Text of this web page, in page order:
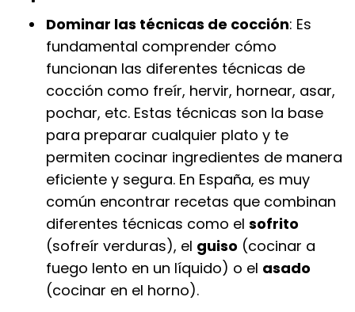
Dominar las técnicas de cocción: Es
fundamental comprender cómo
funcionan las diferentes técnicas de
cocción como freír, hervir, hornear, asar,
pochar, etc. Estas técnicas son la base
para preparar cualquier plato y te
permiten cocinar ingredientes de manera
eficiente y segura. En España, es muy
común encontrar recetas que combinan
diferentes técnicas como el sofrito
(sofreír verduras), el guiso (cocinar a
fuego lento en un líquido) o el asado
(cocinar en el horno).